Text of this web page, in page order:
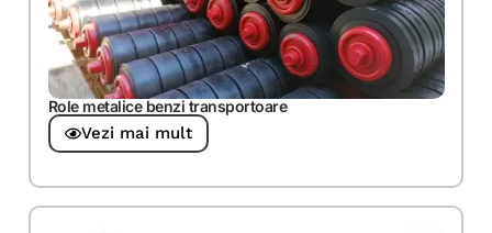
Role metalice benzi transportoare
Vezi mai mult